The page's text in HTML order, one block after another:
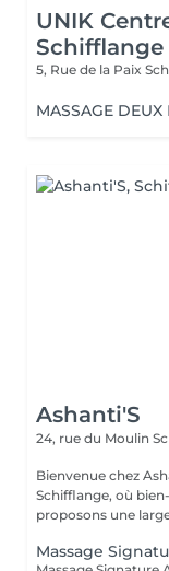
UNIK
Schifflange
5, Rue de la Paix
MASSAGE DEUX
Ashanti'S
24, rue du Moulin
Bienvenue chez Ashanti'S Spa, votre
Schifflange, où bien-
proposons une
Massage